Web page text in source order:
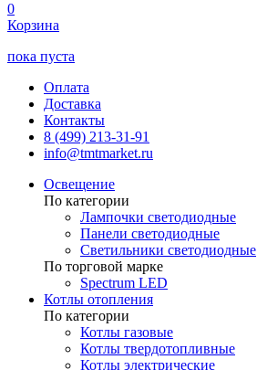
0
Корзина
пока пуста
Оплата
Доставка
Контакты
8 (499) 213-31-91
info@tmtmarket.ru
Освещение
По категории
Лампочки светодиодные
Панели светодиодные
Светильники светодиодные
По торговой марке
Spectrum LED
Котлы отопления
По категории
Котлы газовые
Котлы твердотопливные
Котлы электрические